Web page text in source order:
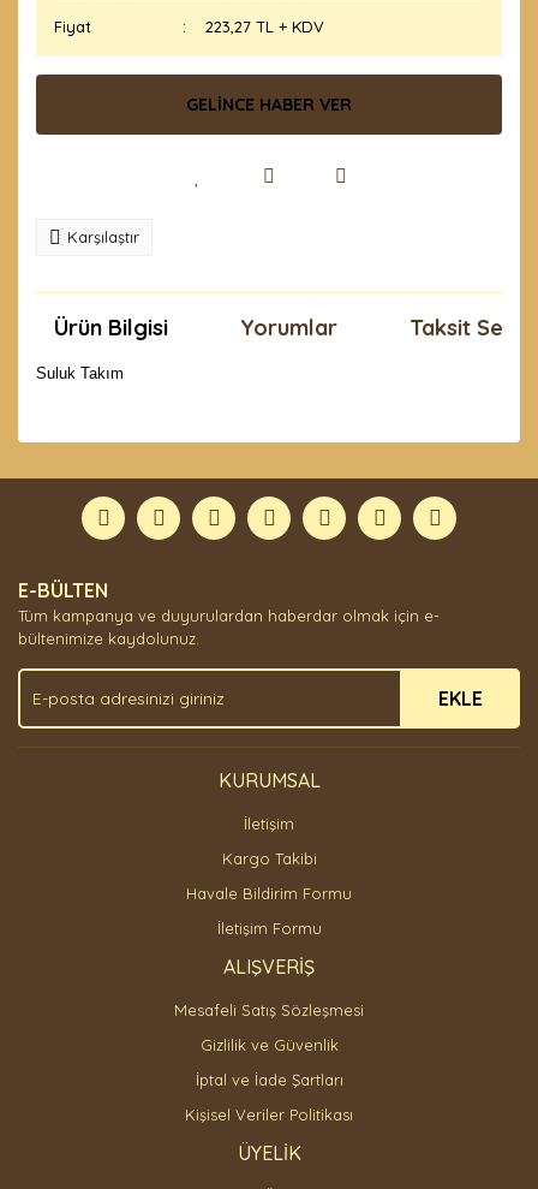
Fiyat 223,27 TL + KDV
GELİNCE HABER VER
Karşılaştır
Ürün Bilgisi Yorumlar Taksit
Suluk Takım
Yorum Yaz
formunu kullanarak tarafımıza iletebilirsiniz.
Görüş ve önerileriniz için teşekkür ederiz.
Ürün açıklamasında eksik bilgiler bulunuyor.
Ürün bilgilerinde hatalar bulunuyor.
Ürün fiyatı diğer sitelerden daha pahalı.
Bu ürüne benzer farklı alternatifler olmalı.
Gönder
E-BÜLTEN
Tüm kampanya ve duyurulardan haberdar olmak için e-
bültenimize kaydolunuz.
EKLE
KURUMSAL
İletişim
Kargo Takibi
Havale Bildirim Formu
İletişim Formu
ALIŞVERİŞ
Mesafeli Satış Sözleşmesi
Gizlilik ve Güvenlik
İptal ve İade Şartları
Kişisel Veriler Politikası
ÜYELİK